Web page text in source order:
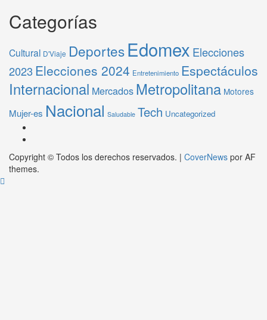
Categorías
Cultural D'Viaje DeportesEdomex Elecciones
2023 Elecciones 2024 Entretenimiento Espectáculos
Internacional Mercados Metropolitana Motores
Mujer-es Nacional Saludable Tech Uncategorized
Copyright © Todos los derechos reservados. | CoverNews por AF
themes.